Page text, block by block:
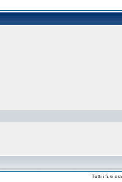
Tutti i fusi